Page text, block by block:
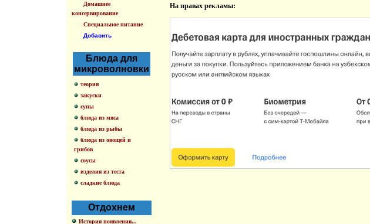
Домашнее
консервирование
Специальное питание
Добавить
Блюда для
микроволновки
теория
закуски
супы
блюда из мяса
блюда из рыбы
блюда из овощей и
грибов
соусы
изделия из теста
сладкие блюда
Отдохнем
История появления...
На правах рекламы: